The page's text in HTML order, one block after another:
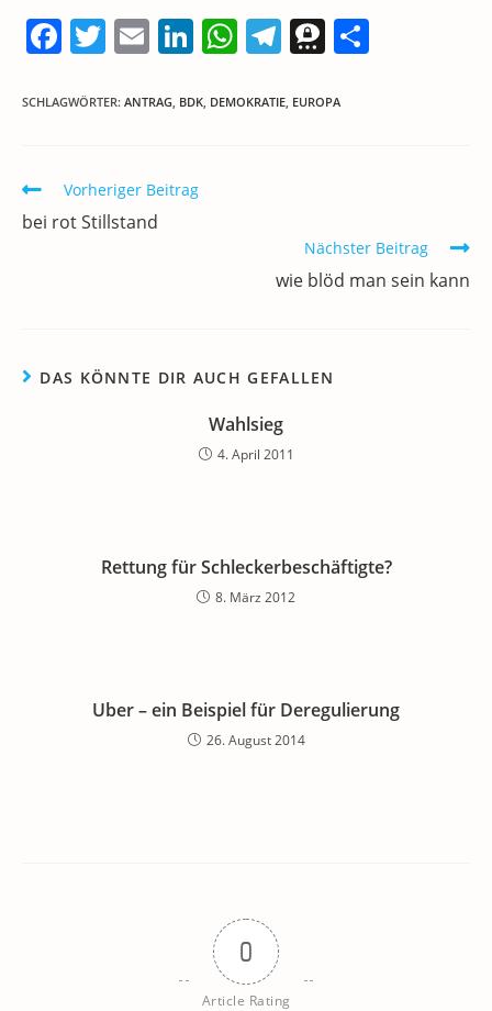
F
c
b
o
T
itt
E
ai
Li
k
dI
n
W
at
T
e
T
re
SCHLAGWÖRTER: ANTRAG, BDK, DEMOKRATIE, EUROPA
Weitere
Artikel
ansehen
Vorheriger Beitrag
bei rot Stillstand
Nächster Beitrag
wie blöd man sein kann
DAS KÖNNTE DIR AUCH GEFALLEN
Wahlsieg
4. April 2011
Rettung für Schleckerbeschäftigte?
8. März 2012
Uber – ein Beispiel für Deregulierung
26. August 2014
0
Article Rating